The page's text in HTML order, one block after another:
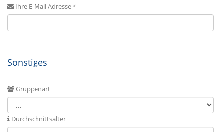
Ihre E-Mail Adresse *
Sonstiges
Gruppenart
Durchschnittsalter